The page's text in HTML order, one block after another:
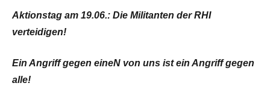
Aktionstag am 19.06.: Die Militanten der RHI
verteidigen!
Ein Angriff gegen eineN von uns ist ein Angriff gegen
alle!